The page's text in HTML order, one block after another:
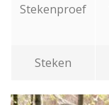
Stekenproef
Steken